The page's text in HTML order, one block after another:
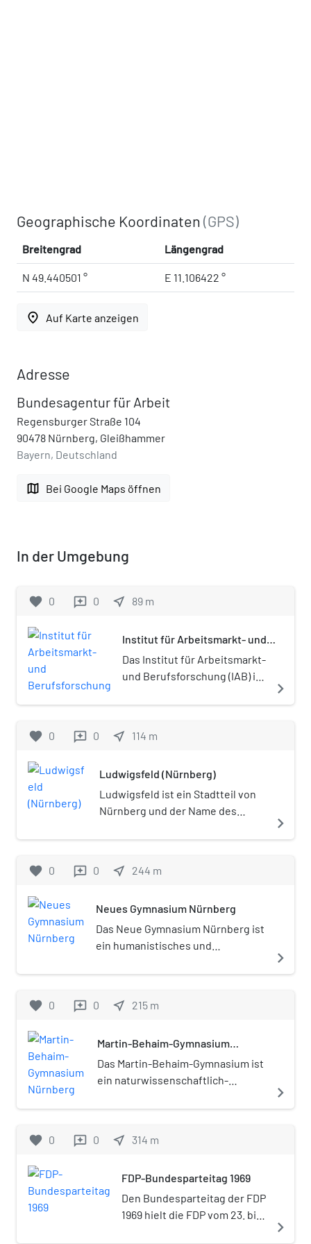
Geographische Koordinaten(GPS)
Breitengrad Längengrad
N 49.440501 ° E 11.106422 °
place Auf Karte anzeigen
Adresse
Bundesagentur für Arbeit
Regensburger Straße 104
90478 Nürnberg, Gleißhammer
Bayern, Deutschland
map Bei Google Maps öffnen
In der Umgebung
favorite 0 reviews 0 near_me 89 m
Institut für Arbeitsmarkt- und
Das Institut für Arbeitsmarkt-
und Berufsforschung (IAB) in
Dienststelle der
(BA).
navigate_next
favorite 0 reviews 0 near_me 114 m
Ludwigsfeld (Nürnberg)
Ludwigsfeld ist ein Stadtteil von
Nürnberg und der Name des
navigate_next
favorite 0 reviews 0 near_me 244 m
Neues Gymnasium Nürnberg
Das Neue Gymnasium Nürnberg ist
ein humanistisches und
Nürnberg.
navigate_next
favorite 0 reviews 0 near_me 215 m
Martin-Behaim-Gymnasium
Das Martin-Behaim-Gymnasium ist
ein naturwissenschaftlich-
Gymnasium in Nürnberg.
navigate_next
favorite 0 reviews 0 near_me 314 m
FDP-Bundesparteitag 1969
Den Bundesparteitag der FDP
1969 hielt die FDP vom 23. bis
navigate_next